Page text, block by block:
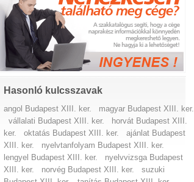
Hasonló kulcsszavak
angol Budapest XIII. ker.
magyar Budapest XIII. ker.
vállalati Budapest XIII. ker.
horvát Budapest XIII.
ker.
oktatás Budapest XIII. ker.
ajánlat Budapest
XIII. ker.
nyelvtanfolyam Budapest XIII. ker.
lengyel Budapest XIII. ker.
nyelvvizsga Budapest
XIII. ker.
norvég Budapest XIII. ker.
suzuki